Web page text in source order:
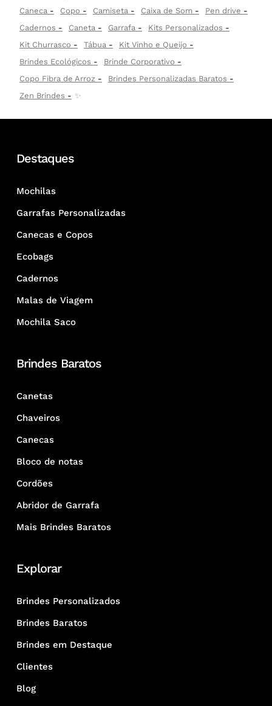
Caneca
Copo Camiseta Caixa de Som
Pen drive
Cadernos
Caneta Garrafa
Kits Personalizados
Kit Churrasco
Tábua
Kit Vinho e Queijo
Brindes Ecológicos
Brinde Corporativo
Copo Fibra de Arroz
Brindes Personalizadas Baratos
Zen Brindes
✨
Destaques
Mochilas
Garrafas Personalizadas
Canecas e Copos
Ecobags
Cadernos
Malas de Viagem
Mochila Saco
Brindes Baratos
Canetas
Chaveiros
Canecas
Bloco de notas
Cordões
Abridor de Garrafa
Mais Brindes Baratos
Explorar
Brindes Personalizados
Brindes Baratos
Brindes em Destaque
Clientes
Blog